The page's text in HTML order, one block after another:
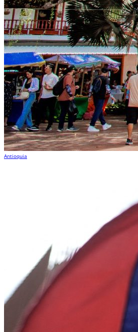
Antioquia